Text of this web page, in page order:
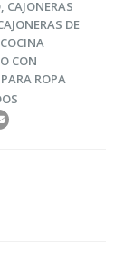
, CAJONERAS
DE
CON
ROPA